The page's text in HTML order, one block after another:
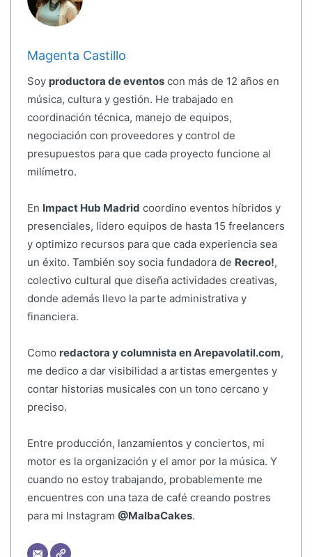
Magenta Castillo
Soy productora de eventoscon más de 12 años en
música, cultura y gestión. He trabajado en
coordinación técnica, manejo de equipos,
negociación con proveedores y control de
presupuestos para que cada proyecto funcione al
milímetro.
En Impact Hub Madrid coordino eventos híbridos y
presenciales, lidero equipos de hasta 15 freelancers
y optimizo recursos para que cada experiencia sea
un éxito. También soy socia fundadora de Recreo!,
colectivo cultural que diseña actividades creativas,
donde además llevo la parte administrativa y
financiera.
Como redactora y columnista en Arepavolatil.com,
me dedico a dar visibilidad a artistas emergentes y
contar historias musicales con un tono cercano y
preciso.
Entre producción, lanzamientos y conciertos, mi
motor es la organización y el amor por la música. Y
cuando no estoy trabajando, probablemente me
encuentres con una taza de café creando postres
para mi Instagram @MalbaCakes.